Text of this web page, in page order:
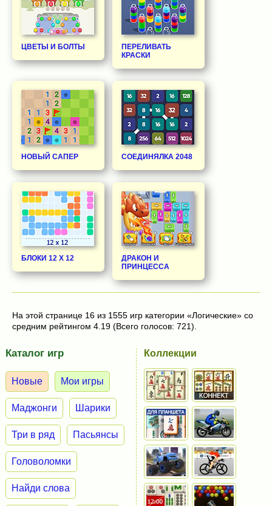
ЦВЕТЫ И БОЛТЫ
ПЕРЕЛИВАТЬ
КРАСКИ
НОВЫЙ САПЕР СОЕДИНЯЛКА 2048
БЛОКИ 12 Х 12
ДРАКОН И
ПРИНЦЕССА
На этой странице 16 из 1555 игр категории «Логические» со
средним рейтингом 4.19 (Всего голосов: 721).
Каталог игр
Новые Мои игры
Маджонги Шарики
Три в ряд Пасьянсы
Головоломки
Найди слова
Коллекции